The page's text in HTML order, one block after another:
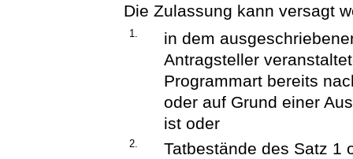
Die Zulassung kann versagt
1.
in dem
Antragsteller
Programmart bereits
oder auf Grund einer
ist oder
2.
Tatbestände des Satz 1